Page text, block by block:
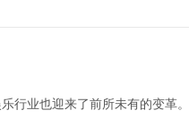
行业也迎来了前所未有的变革